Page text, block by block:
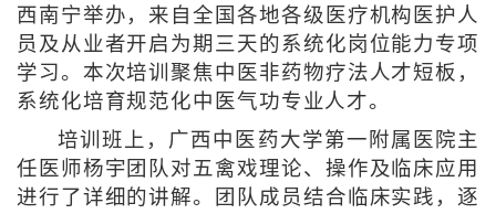
西南宁举办，来自全国各地各级医疗机构医护人
员及从业者开启为期三天的系统化岗位能力专项
学习。本次培训聚焦中医非药物疗法人才短板，
系统化培育规范化中医气功专业人才。
培训班上，广西中医药大学第一附属医院主
任医师杨宇团队对五禽戏理论、操作及临床应用
进行了详细的讲解。团队成员结合临床实践，逐